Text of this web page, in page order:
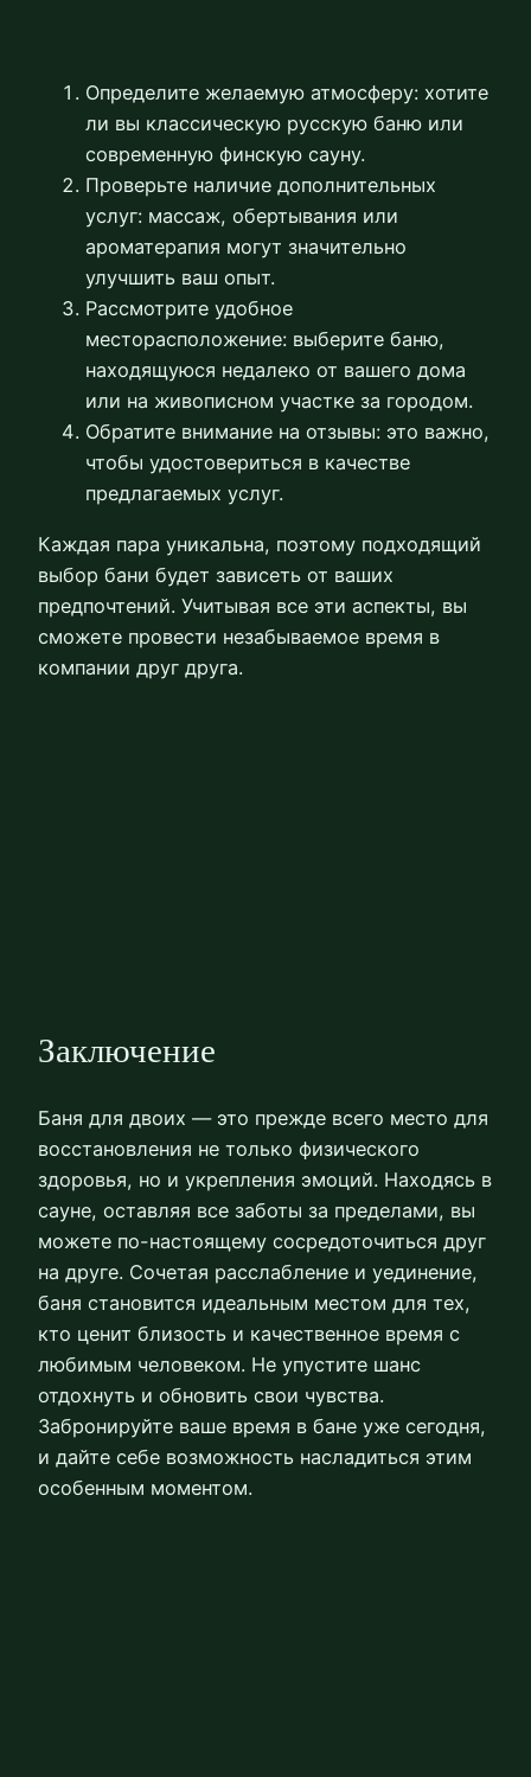
Определите желаемую атмосферу: хотите
ли вы классическую русскую баню или
современную финскую сауну.
Проверьте наличие дополнительных
услуг: массаж, обертывания или
ароматерапия могут значительно
улучшить ваш опыт.
Рассмотрите удобное
месторасположение: выберите баню,
находящуюся недалеко от вашего дома
или на живописном участке за городом.
Обратите внимание на отзывы: это важно,
чтобы удостовериться в качестве
предлагаемых услуг.
Каждая пара уникальна, поэтому подходящий
выбор бани будет зависеть от ваших
предпочтений. Учитывая все эти аспекты, вы
сможете провести незабываемое время в
компании друг друга.
Заключение
Баня для двоих — это прежде всего место для
восстановления не только физического
здоровья, но и укрепления эмоций. Находясь в
сауне, оставляя все заботы за пределами, вы
можете по-настоящему сосредоточиться друг
на друге. Сочетая расслабление и уединение,
баня становится идеальным местом для тех,
кто ценит близость и качественное время с
любимым человеком. Не упустите шанс
отдохнуть и обновить свои чувства.
Забронируйте ваше время в бане уже сегодня,
и дайте себе возможность насладиться этим
особенным моментом.